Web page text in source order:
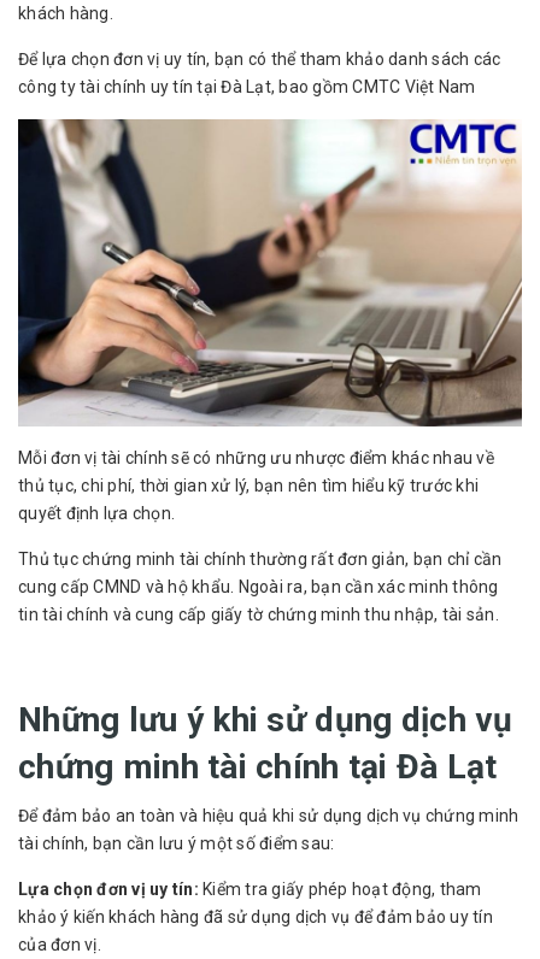
khách hàng.
Để lựa chọn đơn vị uy tín, bạn có thể tham khảo danh sách các
công ty tài chính uy tín tại Đà Lạt, bao gồm CMTC Việt Nam
Mỗi đơn vị tài chính sẽ có những ưu nhược điểm khác nhau về
thủ tục, chi phí, thời gian xử lý, bạn nên tìm hiểu kỹ trước khi
quyết định lựa chọn.
Thủ tục chứng minh tài chính thường rất đơn giản, bạn chỉ cần
cung cấp CMND và hộ khẩu. Ngoài ra, bạn cần xác minh thông
tin tài chính và cung cấp giấy tờ chứng minh thu nhập, tài sản.
Những lưu ý khi sử dụng dịch vụ
chứng minh tài chính tại Đà Lạt
Để đảm bảo an toàn và hiệu quả khi sử dụng dịch vụ chứng minh
tài chính, bạn cần lưu ý một số điểm sau:
Lựa chọn đơn vị uy tín: Kiểm tra giấy phép hoạt động, tham
khảo ý kiến khách hàng đã sử dụng dịch vụ để đảm bảo uy tín
của đơn vị.